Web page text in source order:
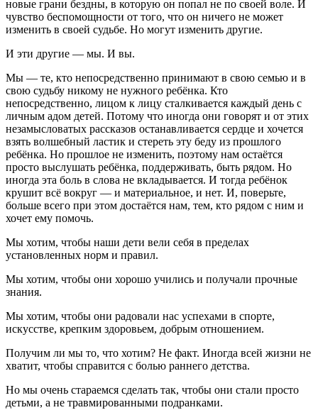
новые грани бездны, в которую он попал не по своей воле. И
чувство беспомощности от того, что он ничего не может
изменить в своей судьбе. Но могут изменить другие.
И эти другие — мы. И вы.
Мы — те, кто непосредственно принимают в свою семью и в
свою судьбу никому не нужного ребёнка. Кто
непосредственно, лицом к лицу сталкивается каждый день с
личным адом детей. Потому что иногда они говорят и от этих
незамысловатых рассказов останавливается сердце и хочется
взять волшебный ластик и стереть эту беду из прошлого
ребёнка. Но прошлое не изменить, поэтому нам остаётся
просто выслушать ребёнка, поддерживать, быть рядом. Но
иногда эта боль в слова не вкладывается. И тогда ребёнок
крушит всё вокруг — и материальное, и нет. И, поверьте,
больше всего при этом достаётся нам, тем, кто рядом с ним и
хочет ему помочь.
Мы хотим, чтобы наши дети вели себя в пределах
установленных норм и правил.
Мы хотим, чтобы они хорошо учились и получали прочные
знания.
Мы хотим, чтобы они радовали нас успехами в спорте,
искусстве, крепким здоровьем, добрым отношением.
Получим ли мы то, что хотим? Не факт. Иногда всей жизни не
хватит, чтобы справится с болью раннего детства.
Но мы очень стараемся сделать так, чтобы они стали просто
детьми, а не травмированными подранками.